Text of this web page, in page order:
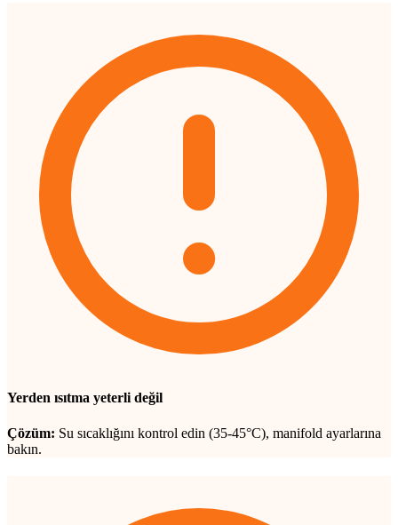
Yerden ısıtma yeterli değil
Çözüm: Su sıcaklığını kontrol edin (35-45°C), manifold ayarlarına
bakın.